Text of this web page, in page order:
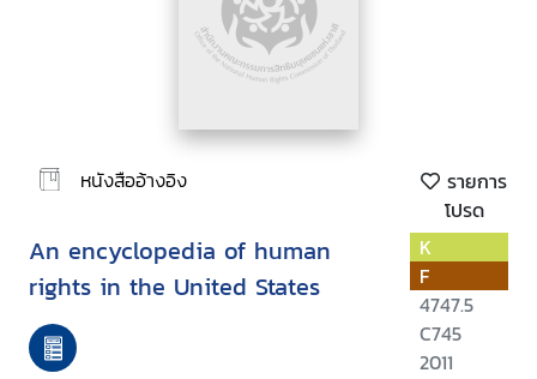
หนังสืออ้างอิง
รายการ
โปรด
An encyclopedia of human
rights in the United States
K
F
4747.5
C745
2011